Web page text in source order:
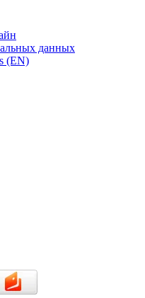
данных
(EN)